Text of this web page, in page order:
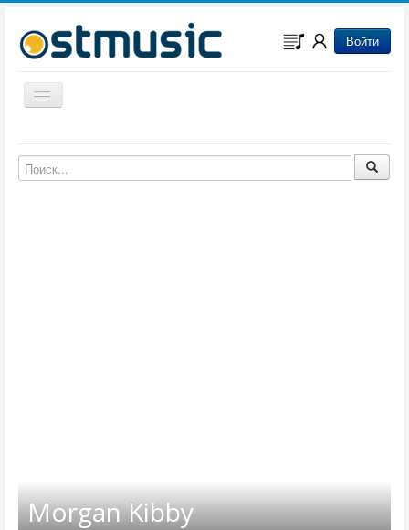
Войти
Включить/выключить навигацию
Музыка из мультфильмов
Музыка из сериалов
Morgan Kibby